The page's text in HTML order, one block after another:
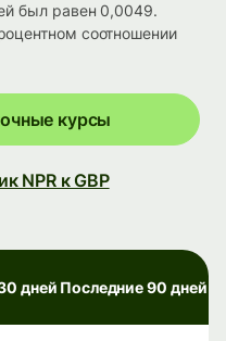
был равен 0,0049.
соотношении
курсы
NPR к GBP
дней Последние 90 дней